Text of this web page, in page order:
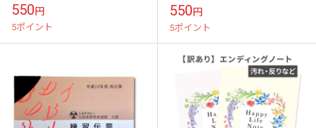
550円
5ポイント
550円
5ポイント